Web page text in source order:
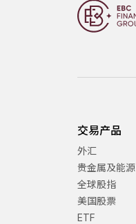
交易产品
外汇
贵金属及能源
全球股指
美国股票
ETF